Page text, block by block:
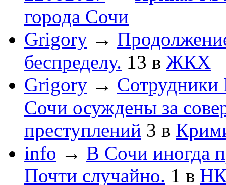
города Сочи
Grigory →
беспределу. 13 в ЖКХ
Grigory →
Сочи осуждены за
преступлений 3 в
info → В Сочи иногда
Почти случайно. 1 в